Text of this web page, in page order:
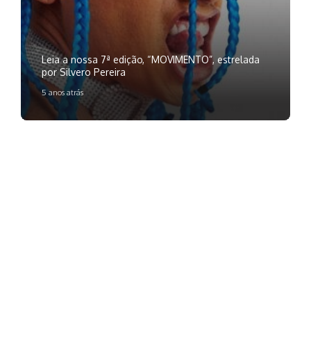
Leia a nossa 7ª edição, “MOVIMENTO”, estrelada
por Silvero Pereira
5 anos atrás